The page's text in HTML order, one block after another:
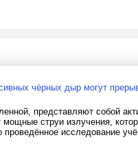
чёрных дыр могут
представляют собой
струи излучения,
исследование